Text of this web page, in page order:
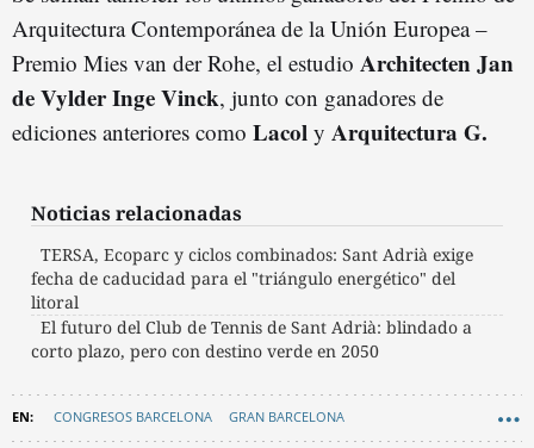
Arquitectura Contemporánea de la Unión Europea –
Premio Mies van der Rohe, el estudio Architecten Jan
de Vylder Inge Vinck, junto con ganadores de
ediciones anteriores como Lacol y Arquitectura G.
Noticias relacionadas
TERSA, Ecoparc y ciclos combinados: Sant Adrià exige
fecha de caducidad para el "triángulo energético" del
litoral
El futuro del Club de Tennis de Sant Adrià: blindado a
corto plazo, pero con destino verde en 2050
CONGRESOS BARCELONA GRAN BARCELONA